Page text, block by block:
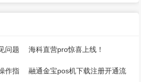
问题 海科直营pro惊喜上线！
作指
融通金宝pos机下载注册开通流